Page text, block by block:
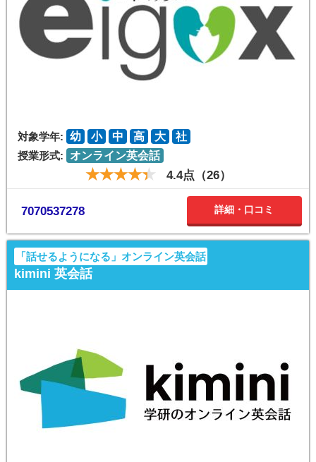
対象学年: 幼 小 中 高 大
社
授業形式:
オンライン英会話
4.4点（26）
7070537278 詳細・口コミ
「話せるようになる」オンライン英会話
kimini 英会話